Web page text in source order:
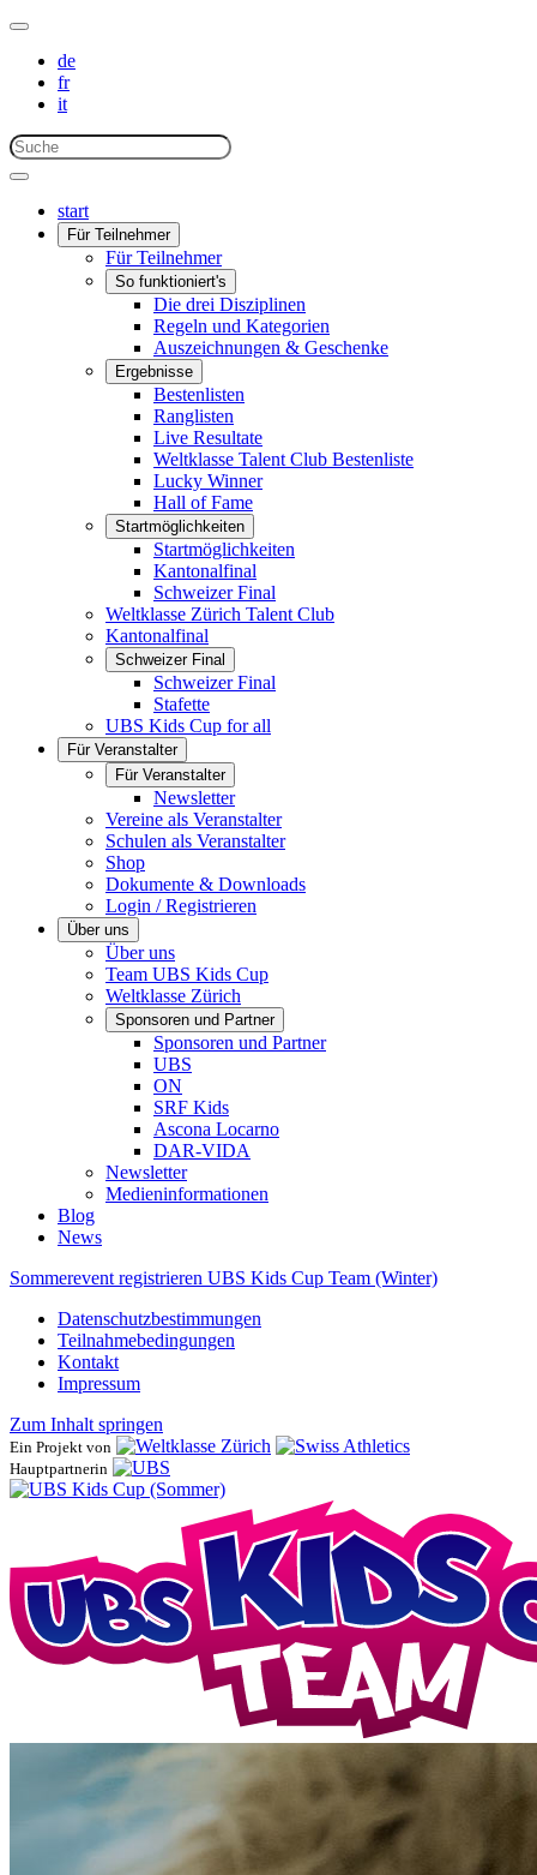
de
fr
it
start
Für Teilnehmer
Für Teilnehmer
So funktioniert's
Die drei Disziplinen
Regeln und Kategorien
Auszeichnungen & Geschenke
Ergebnisse
Bestenlisten
Ranglisten
Live Resultate
Weltklasse Talent Club Bestenliste
Lucky Winner
Hall of Fame
Startmöglichkeiten
Startmöglichkeiten
Kantonalfinal
Schweizer Final
Weltklasse Zürich Talent Club
Kantonalfinal
Schweizer Final
Schweizer Final
Stafette
UBS Kids Cup for all
Für Veranstalter
Für Veranstalter
Newsletter
Vereine als Veranstalter
Schulen als Veranstalter
Shop
Dokumente & Downloads
Login / Registrieren
Über uns
Über uns
Team UBS Kids Cup
Weltklasse Zürich
Sponsoren und Partner
Sponsoren und Partner
UBS
ON
SRF Kids
Ascona ​Locarno
DAR-VIDA
Newsletter
Medieninformationen
Blog
News
Sommerevent registrieren UBS Kids Cup Team (Winter)
Datenschutzbestimmungen
Teilnahmebedingungen
Kontakt
Impressum
Zum Inhalt springen
Ein Projekt von
Hauptpartnerin